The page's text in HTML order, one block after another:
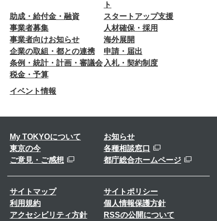
ト
助成・給付金・融資
スタートアップ支援
事業者募集
人材確保・採用
事業者向けお知らせ
海外展開
企業の取組・都との連携
申請・届出
条例・統計・計画・審議会 入札・契約制度
税金・予算
イベント情報
My TOKYOについて
お知らせ
東京の今
各種相談窓口
ご意見・ご感想
都庁総合ホームページ
サイトマップ
サイトポリシー
利用規約
個人情報保護方針
アクセシビリティ方針
RSSの公開について